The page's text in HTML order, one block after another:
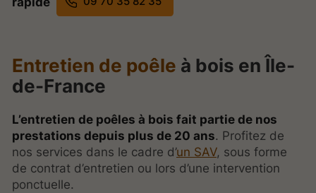
Entretien de poêle à bois en Île-
de-France
L’entretien de poêles à bois fait partie de nos
prestations depuis plus de 20 ans. Profitez de
nos services dans le cadre d’un SAV, sous forme
de contrat d’entretien ou lors d’une intervention
ponctuelle.